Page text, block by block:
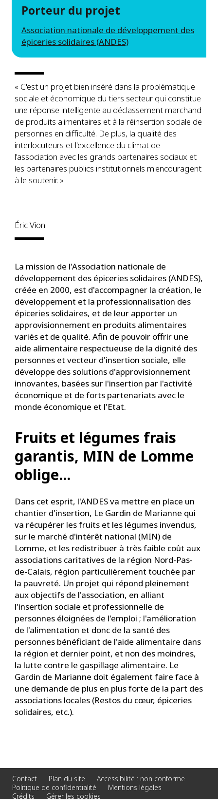
Porteur du projet
Association nationale de développement des
épiceries solidaires (ANDES)
« C'est un projet bien inséré dans la problématique
sociale et économique du tiers secteur qui constitue
une réponse intelligente au déclassement marchand
de produits alimentaires et à la réinsertion sociale de
personnes en difficulté. De plus, la qualité des
interlocuteurs et l'excellence du climat de
l'association avec les grands partenaires sociaux et
les partenaires publics institutionnels m'encouragent
à le soutenir. »
Éric Vion
La mission de l'Association nationale de
développement des épiceries solidaires (ANDES),
créée en 2000, est d'accompagner la création, le
développement et la professionnalisation des
épiceries solidaires, et de leur apporter un
approvisionnement en produits alimentaires
variés et de qualité. Afin de pouvoir offrir une
aide alimentaire respectueuse de la dignité des
personnes et vecteur d'insertion sociale, elle
développe des solutions d'approvisionnement
innovantes, basées sur l'insertion par l'activité
économique et de forts partenariats avec le
monde économique et l'Etat.
Fruits et légumes frais
garantis, MIN de Lomme
oblige...
Dans cet esprit, l'ANDES va mettre en place un
chantier d'insertion, Le Gardin de Marianne qui
va récupérer les fruits et les légumes invendus,
sur le marché d'intérêt national (MIN) de
Lomme, et les redistribuer à très faible coût aux
associations caritatives de la région Nord-Pas-
de-Calais, région particulièrement touchée par
la pauvreté. Un projet qui répond pleinement
aux objectifs de l'association, en alliant
l'insertion sociale et professionnelle de
personnes éloignées de l'emploi ; l'amélioration
de l'alimentation et donc de la santé des
personnes bénéficiant de l'aide alimentaire dans
la région et dernier point, et non des moindres,
la lutte contre le gaspillage alimentaire. Le
Gardin de Marianne doit également faire face à
une demande de plus en plus forte de la part des
associations locales (Restos du cœur, épiceries
solidaires, etc.).
Contact Plan du site
Accessibilité : non conforme
Politique de confidentialité
Mentions légales
Crédits
Gérer les cookies